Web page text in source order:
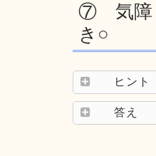
⑦ 気障
き○
ヒント
答え